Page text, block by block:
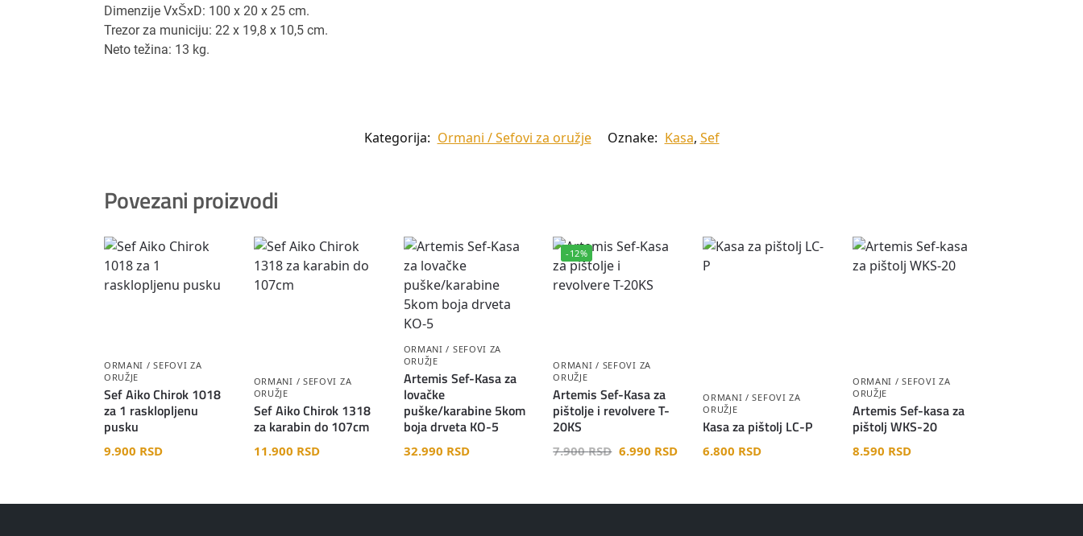
Dimenzije VxŠxD: 100 x 20 x 25 cm.
Trezor za municiju: 22 x 19,8 x 10,5 cm.
Neto težina: 13 kg.
Kategorija: Ormani / Sefovi za oružje Oznake: Kasa, Sef
Povezani proizvodi
ORMANI / SEFOVI ZA
ORUŽJE
Sef Aiko Chirok 1018
za 1 rasklopljenu
pusku
9.900 RSD
ORMANI / SEFOVI ZA
ORUŽJE
Sef Aiko Chirok 1318
za karabin do 107cm
11.900 RSD
ORMANI / SEFOVI ZA
ORUŽJE
Artemis Sef-Kasa za
lovačke
puške/karabine 5kom
boja drveta KO-5
32.990 RSD
-12%
ORMANI / SEFOVI ZA
ORUŽJE
Artemis Sef-Kasa za
pištolje i revolvere T-
20KS
7.900RSD 6.990 RSD
ORMANI / SEFOVI ZA
ORUŽJE
Kasa za pištolj LC-P
6.800 RSD
ORMANI / SEFOVI ZA
ORUŽJE
Artemis Sef-kasa za
pištolj WKS-20
8.590 RSD